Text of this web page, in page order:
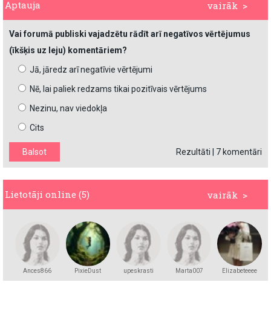
vairāk >
Aptauja
Vai forumā publiski vajadzētu rādīt arī negatīvos vērtējumus
(īkšķis uz leju) komentāriem?
Jā, jāredz arī negatīvie vērtējumi
Nē, lai paliek redzams tikai pozitīvais vērtējums
Nezinu, nav viedokļa
Cits
Rezultāti 7 komentāri
vairāk >
Lietotāji online (5)
Ances866 PixieDust upeskrasti Marta007 Elizabeteeee